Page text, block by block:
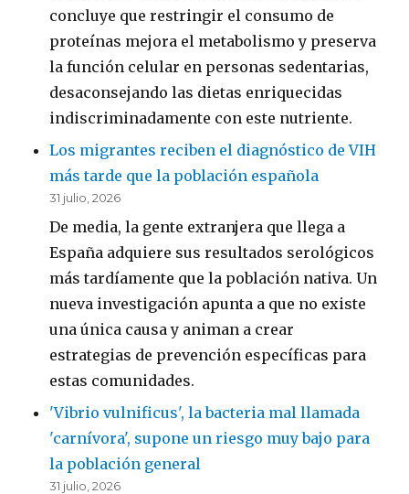
concluye que restringir el consumo de
proteínas mejora el metabolismo y preserva
la función celular en personas sedentarias,
desaconsejando las dietas enriquecidas
indiscriminadamente con este nutriente.
Los migrantes reciben el diagnóstico de VIH
más tarde que la población española
31 julio, 2026
De media, la gente extranjera que llega a
España adquiere sus resultados serológicos
más tardíamente que la población nativa. Un
nueva investigación apunta a que no existe
una única causa y animan a crear
estrategias de prevención específicas para
estas comunidades.
'Vibrio vulnificus', la bacteria mal llamada
'carnívora', supone un riesgo muy bajo para
la población general
31 julio, 2026